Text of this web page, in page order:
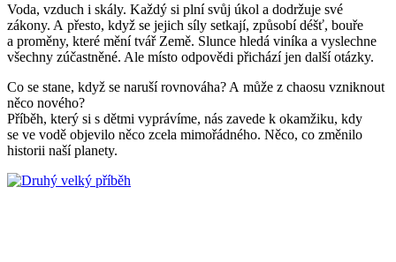
Voda, vzduch i skály. Každý si plní svůj úkol a dodržuje své
zákony. A přesto, když se jejich síly setkají, způsobí déšť, bouře
a proměny, které mění tvář Země. Slunce hledá viníka a vyslechne
všechny zúčastněné. Ale místo odpovědi přichází jen další otázky.
Co se stane, když se naruší rovnováha? A může z chaosu vzniknout
něco nového?
Příběh, který si s dětmi vyprávíme, nás zavede k okamžiku, kdy
se ve vodě objevilo něco zcela mimořádného. Něco, co změnilo
historii naší planety.